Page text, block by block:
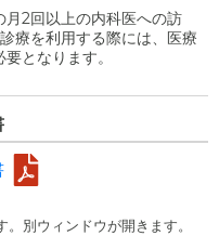
月2回以上の内科医への訪
療を利用する際には、医療
となります。
別ウィンドウが開きます。